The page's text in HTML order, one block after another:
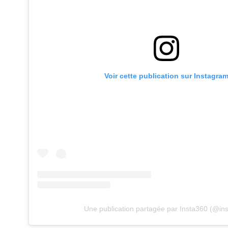
Voir cette publication sur Instagram
Une publication partagée par Insta360